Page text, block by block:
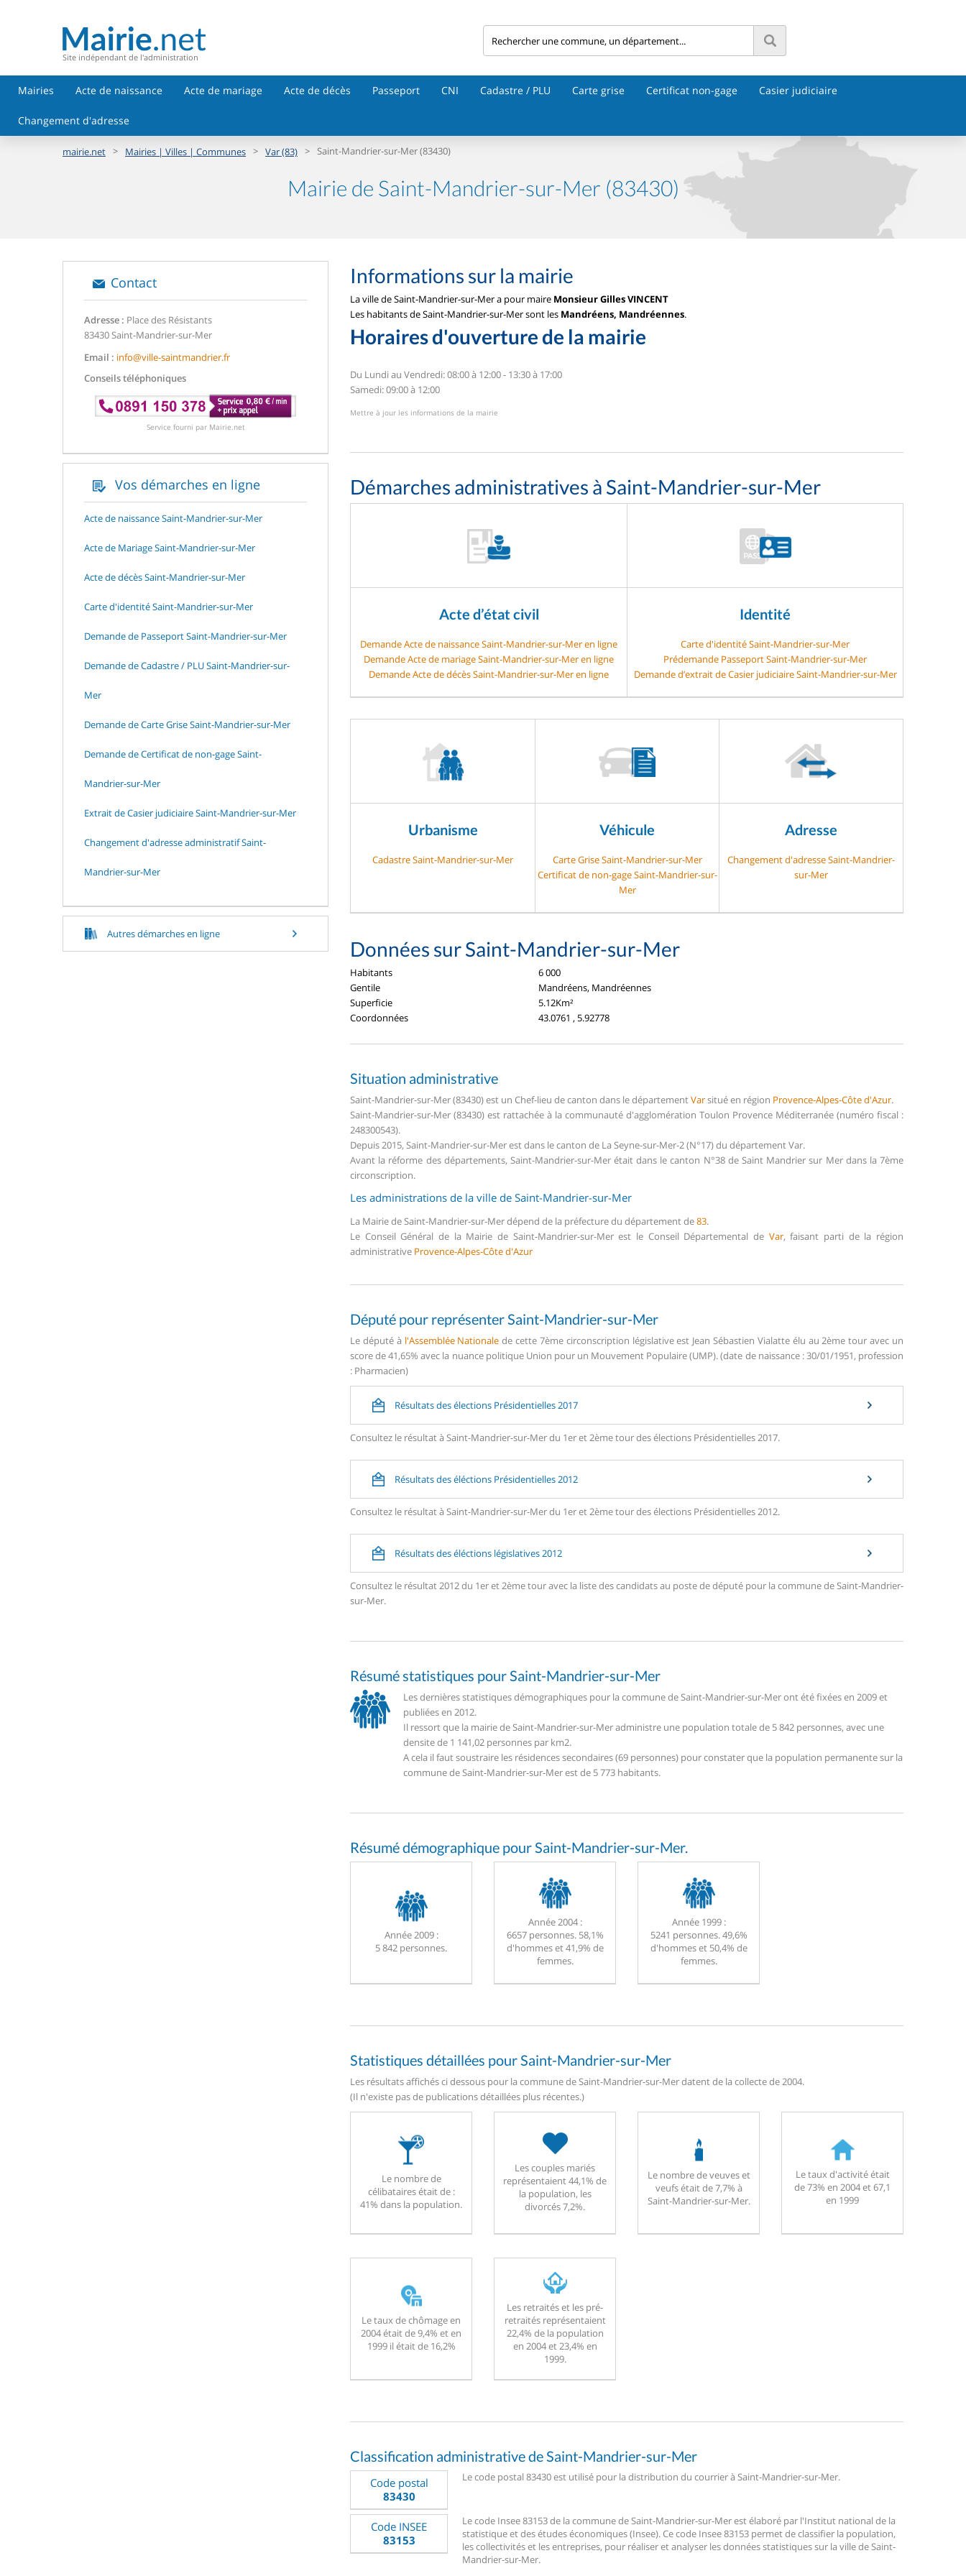
Site indépendant de l'administration
Mairies Acte de naissance Acte de mariage Acte de décès Passeport CNI Cadastre / PLU Carte grise Certificat non-gage Casier judiciaire
Changement d'adresse
mairie.net > Mairies | Villes | Communes > Var (83) > Saint-Mandrier-sur-Mer (83430)
Mairie de Saint-Mandrier-sur-Mer (83430)
Contact
Adresse : Place des Résistants
83430 Saint-Mandrier-sur-Mer
Email : info@ville-saintmandrier.fr
Conseils téléphoniques
Service fourni par Mairie.net
Vos démarches en ligne
Acte de naissance Saint-Mandrier-sur-Mer
Acte de Mariage Saint-Mandrier-sur-Mer
Acte de décès Saint-Mandrier-sur-Mer
Carte d'identité Saint-Mandrier-sur-Mer
Demande de Passeport Saint-Mandrier-sur-Mer
Demande de Cadastre / PLU Saint-Mandrier-sur-
Mer
Demande de Carte Grise Saint-Mandrier-sur-Mer
Demande de Certificat de non-gage Saint-
Mandrier-sur-Mer
Extrait de Casier judiciaire Saint-Mandrier-sur-Mer
Changement d'adresse administratif Saint-
Mandrier-sur-Mer
Autres démarches en ligne
Informations sur la mairie
La ville de Saint-Mandrier-sur-Mer a pour maire Monsieur Gilles VINCENT
Les habitants de Saint-Mandrier-sur-Mer sont les Mandréens, Mandréennes.
Horaires d'ouverture de la mairie
Du Lundi au Vendredi: 08:00 à 12:00 - 13:30 à 17:00
Samedi: 09:00 à 12:00
Mettre à jour les informations de la mairie
Démarches administratives à Saint-Mandrier-sur-Mer
Acte d’état civil
Demande Acte de naissance Saint-Mandrier-sur-Mer en ligne
Demande Acte de mariage Saint-Mandrier-sur-Mer en ligne
Demande Acte de décès Saint-Mandrier-sur-Mer en ligne
Identité
Carte d'identité Saint-Mandrier-sur-Mer
Prédemande Passeport Saint-Mandrier-sur-Mer
Demande d’extrait de Casier judiciaire Saint-Mandrier-sur-Mer
Urbanisme
Cadastre Saint-Mandrier-sur-Mer
Véhicule
Carte Grise Saint-Mandrier-sur-Mer
Certificat de non-gage Saint-Mandrier-sur-
Mer
Adresse
Changement d'adresse Saint-Mandrier-
sur-Mer
Données sur Saint-Mandrier-sur-Mer
Habitants
6 000
Gentile
Mandréens, Mandréennes
Superficie
5.12Km²
Coordonnées
43.0761 , 5.92778
Situation administrative
Saint-Mandrier-sur-Mer (83430) est un Chef-lieu de canton dans le départementVarsitué en région Provence-Alpes-Côte d'Azur.
Saint-Mandrier-sur-Mer (83430) est rattachée à la communauté d'agglomération Toulon Provence Méditerranée (numéro fiscal :
248300543).
Depuis 2015, Saint-Mandrier-sur-Mer est dans le canton de La Seyne-sur-Mer-2 (N°17) du département Var.
Avant la réforme des départements, Saint-Mandrier-sur-Mer était dans le canton N°38 de Saint Mandrier sur Mer dans la 7ème
circonscription.
Les administrations de la ville de Saint-Mandrier-sur-Mer
La Mairie de Saint-Mandrier-sur-Mer dépend de la préfecture du département de83.
Le Conseil Général de la Mairie de Saint-Mandrier-sur-Mer est le Conseil Départemental de Var, faisant parti de la région
administrative Provence-Alpes-Côte d'Azur
Député pour représenter Saint-Mandrier-sur-Mer
Le député à l'Assemblée Nationale de cette 7ème circonscription législative est Jean Sébastien Vialatte élu au 2ème tour avec un
score de 41,65% avec la nuance politique Union pour un Mouvement Populaire (UMP). (date de naissance : 30/01/1951, profession
: Pharmacien)
Résultats des élections Présidentielles 2017
Consultez le résultat à Saint-Mandrier-sur-Mer du 1er et 2ème tour des élections Présidentielles 2017.
Résultats des éléctions Présidentielles 2012
Consultez le résultat à Saint-Mandrier-sur-Mer du 1er et 2ème tour des élections Présidentielles 2012.
Résultats des éléctions législatives 2012
Consultez le résultat 2012 du 1er et 2ème tour avec la liste des candidats au poste de député pour la commune de Saint-Mandrier-
sur-Mer.
Résumé statistiques pour Saint-Mandrier-sur-Mer
Les dernières statistiques démographiques pour la commune de Saint-Mandrier-sur-Mer ont été fixées en 2009 et
publiées en 2012.
Il ressort que la mairie de Saint-Mandrier-sur-Mer administre une population totale de 5 842 personnes, avec une
densite de 1 141,02 personnes par km2.
A cela il faut soustraire les résidences secondaires (69 personnes) pour constater que la population permanente sur la
commune de Saint-Mandrier-sur-Mer est de 5 773 habitants.
Résumé démographique pour Saint-Mandrier-sur-Mer.
Année 2009 :
5 842 personnes.
Année 2004 :
6657 personnes. 58,1%
d'hommes et 41,9% de
femmes.
Année 1999 :
5241 personnes. 49,6%
d'hommes et 50,4% de
femmes.
Statistiques détaillées pour Saint-Mandrier-sur-Mer
Les résultats affichés ci dessous pour la commune de Saint-Mandrier-sur-Mer datent de la collecte de 2004.
(Il n'existe pas de publications détaillées plus récentes.)
Le nombre de
célibataires était de :
41% dans la population.
Les couples mariés
représentaient 44,1% de
la population, les
divorcés 7,2%.
Le nombre de veuves et
veufs était de 7,7% à
Saint-Mandrier-sur-Mer.
Le taux d'activité était
de 73% en 2004 et 67,1
en 1999
Le taux de chômage en
2004 était de 9,4% et en
1999 il était de 16,2%
Les retraités et les pré-
retraités représentaient
22,4% de la population
en 2004 et 23,4% en
1999.
Classification administrative de Saint-Mandrier-sur-Mer
Code postal
83430
Le code postal 83430 est utilisé pour la distribution du courrier à Saint-Mandrier-sur-Mer.
Code INSEE
83153
Le code Insee 83153 de la commune de Saint-Mandrier-sur-Mer est élaboré par l'Institut national de la
statistique et des études économiques (Insee). Ce code Insee 83153 permet de classifier la population,
les collectivités et les entreprises, pour réaliser et analyser les données statistiques sur la ville de Saint-
Mandrier-sur-Mer.